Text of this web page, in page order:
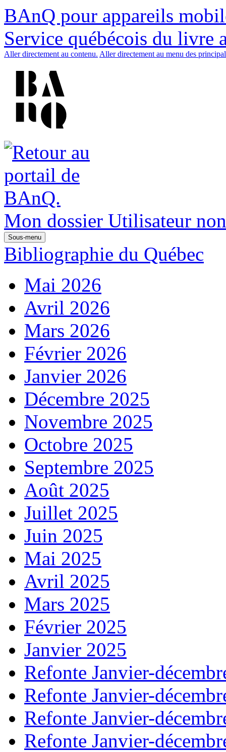
BAnQ pour appareils
Service québécois du livre
Aller directement au contenu. Aller directement au menu des
Mon dossier Utilisateur
Sous-menu
Bibliographie du Québec
Mai 2026
Avril 2026
Mars 2026
Février 2026
Janvier 2026
Décembre 2025
Novembre 2025
Octobre 2025
Septembre 2025
Août 2025
Juillet 2025
Juin 2025
Mai 2025
Avril 2025
Mars 2025
Février 2025
Janvier 2025
Refonte Janvier-
Refonte Janvier-
Refonte Janvier-
Refonte Janvier-